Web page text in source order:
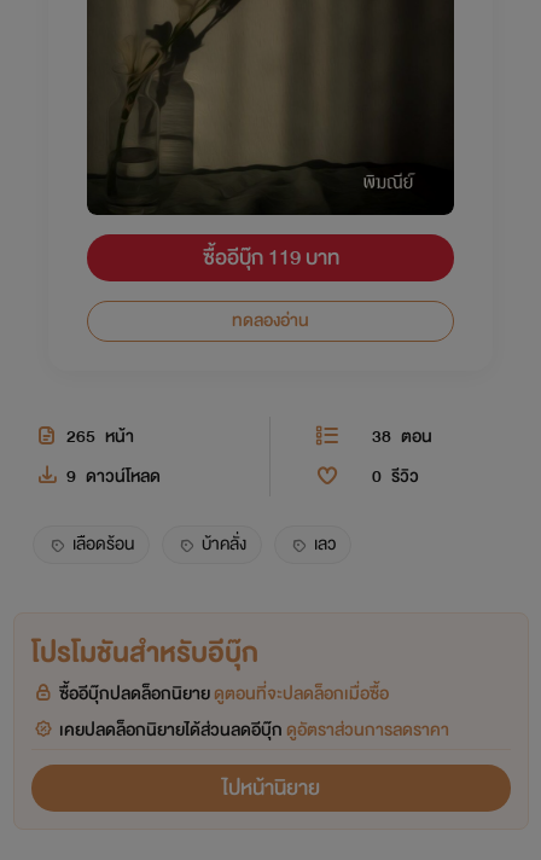
ซื้ออีบุ๊ก 119 บาท
ทดลองอ่าน
265 หน้า 38 ตอน
9 ดาวน์โหลด 0 รีวิว
เลือดร้อน บ้าคลั่ง เลว
โปรโมชันสำหรับอีบุ๊ก
ซื้ออีบุ๊กปลดล็อกนิยายดูตอนที่จะปลดล็อกเมื่อซื้อ
เคยปลดล็อกนิยายได้ส่วนลดอีบุ๊ก ดูอัตราส่วนการลดราคา
ไปหน้านิยาย